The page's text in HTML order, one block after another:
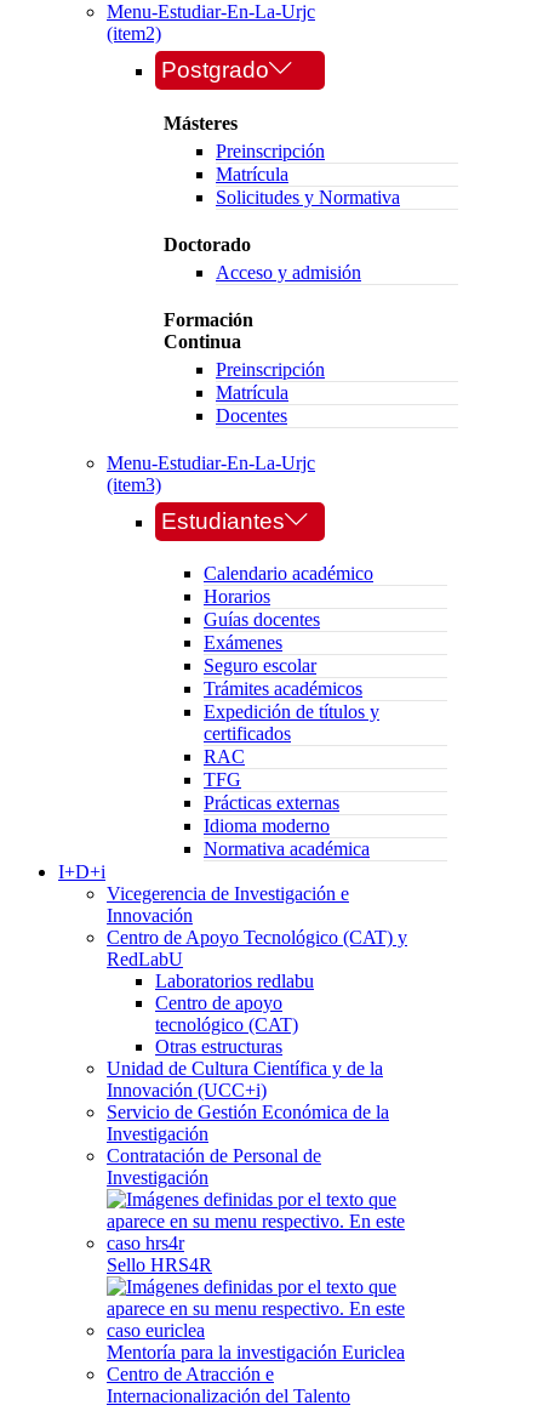
Menu-Estudiar-En-La-Urjc
(item2)
Postgrado
Másteres
Preinscripción
Matrícula
Solicitudes y Normativa
Doctorado
Acceso y admisión
Formación
Continua
Preinscripción
Matrícula
Docentes
Menu-Estudiar-En-La-Urjc
(item3)
Estudiantes
Calendario académico
Horarios
Guías docentes
Exámenes
Seguro escolar
Trámites académicos
Expedición de títulos y
certificados
RAC
TFG
Prácticas externas
Idioma moderno
Normativa académica
I+D+i
Vicegerencia de Investigación e
Innovación
Centro de Apoyo Tecnológico (CAT) y
RedLabU
Laboratorios redlabu
Centro de apoyo
tecnológico (CAT)
Otras estructuras
Unidad de Cultura Científica y de la
Innovación (UCC+i)
Servicio de Gestión Económica de la
Investigación
Contratación de Personal de
Investigación
Sello HRS4R
Mentoría para la investigación Euriclea
Centro de Atracción e
Internacionalización del Talento